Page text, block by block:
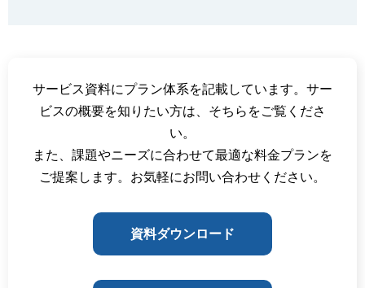
サービス資料にプラン体系を記載しています。サー
ビスの概要を知りたい方は、そちらをご覧くださ
い。
また、課題やニーズに合わせて最適な料金プランを
ご提案します。お気軽にお問い合わせください。
資料ダウンロード